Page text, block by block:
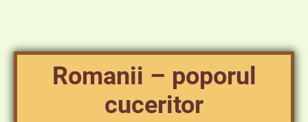
Romanii – poporul
cuceritor